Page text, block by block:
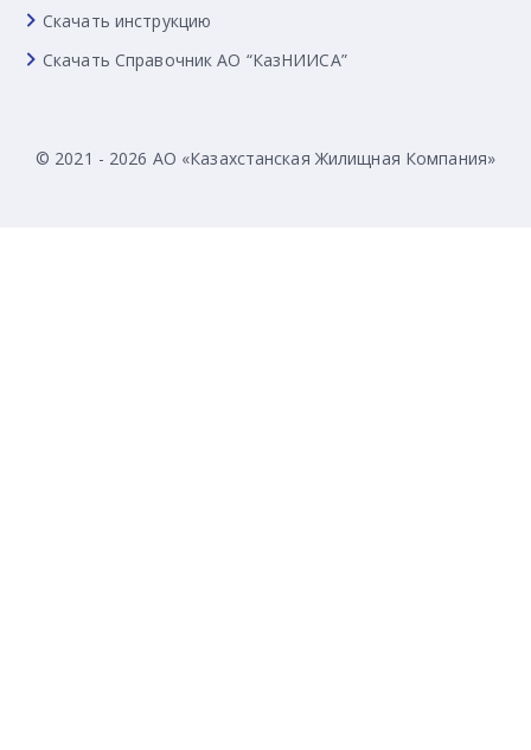
Скачать инструкцию
Скачать Справочник АО “КазНИИСА”
© 2021 - 2026 АО «Казахстанская Жилищная Компания»